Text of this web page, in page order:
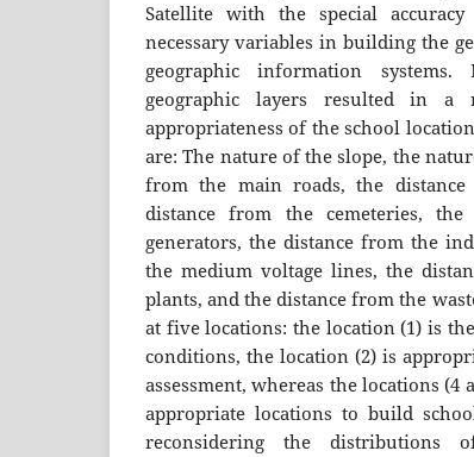
Satellite with the special
necessary variables in building the
geographic information
geographic layers resulted in
appropriateness of the school
are: The nature of the slope, the
from the main roads, the
distance from the cemeteries,
generators, the distance from the
the medium voltage lines, the
plants, and the distance from the
at five locations: the location (1) is
conditions, the location (2) is
assessment, whereas the locations (4
appropriate locations to build
reconsidering the distributions